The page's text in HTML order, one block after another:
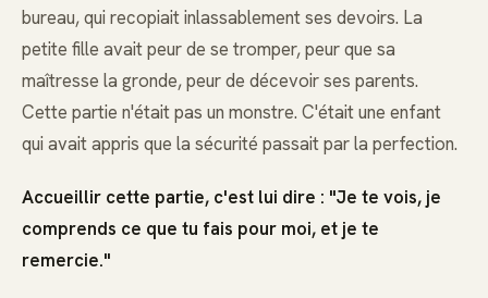
bureau, qui recopiait inlassablement ses devoirs. La
petite fille avait peur de se tromper, peur que sa
maîtresse la gronde, peur de décevoir ses parents.
Cette partie n'était pas un monstre. C'était une enfant
qui avait appris que la sécurité passait par la perfection.
Accueillir cette partie, c'est lui dire : "Je te vois, je
comprends ce que tu fais pour moi, et je te
remercie."